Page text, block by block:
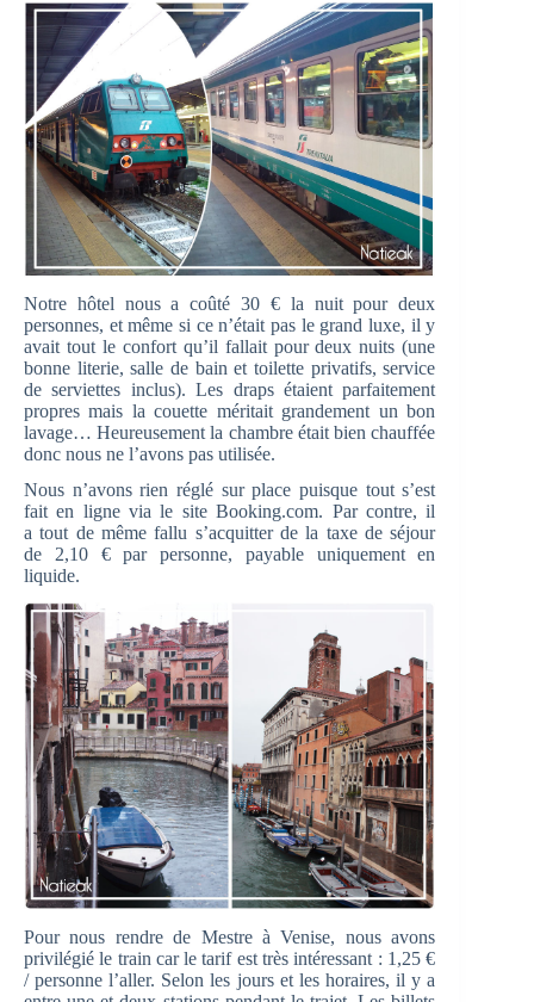
Notre hôtel nous a coûté 30 € la nuit pour deux
personnes, et même si ce n’était pas le grand luxe, il y
avait tout le confort qu’il fallait pour deux nuits (une
bonne literie, salle de bain et toilette privatifs, service
de serviettes inclus). Les draps étaient parfaitement
propres mais la couette méritait grandement un bon
lavage… Heureusement la chambre était bien chauffée
donc nous ne l’avons pas utilisée.
Nous n’avons rien réglé sur place puisque tout s’est
fait en ligne via le site Booking.com. Par contre, il
a tout de même fallu s’acquitter de la taxe de séjour
de 2,10 € par personne, payable uniquement en
liquide.
Pour nous rendre de Mestre à Venise, nous avons
privilégié le train car le tarif est très intéressant : 1,25 €
/ personne l’aller. Selon les jours et les horaires, il y a